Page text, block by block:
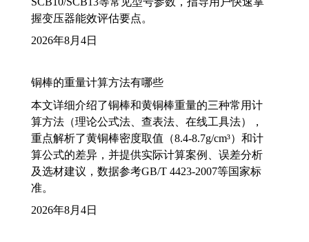
握变压器能效评估要点。
2026年8月4日
铜棒的重量计算方法有哪些
本文详细介绍了铜棒和黄铜棒重量的三种常用计
算方法（理论公式法、查表法、在线工具法），
重点解析了黄铜棒密度取值（8.4-8.7g/cm³）和计
算公式的差异，并提供实际计算案例、误差分析
及选材建议，数据参考GB/T 4423-2007等国家标
准。
2026年8月4日